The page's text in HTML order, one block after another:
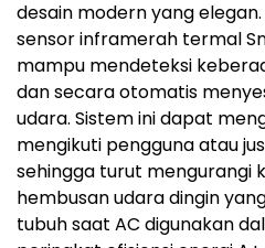
desain modern yang
sensor inframerah termal
mampu mendeteksi
dan secara otomatis
udara. Sistem ini dapat
mengikuti pengguna atau
sehingga turut mengurangi
hembusan udara dingin
tubuh saat AC digunakan